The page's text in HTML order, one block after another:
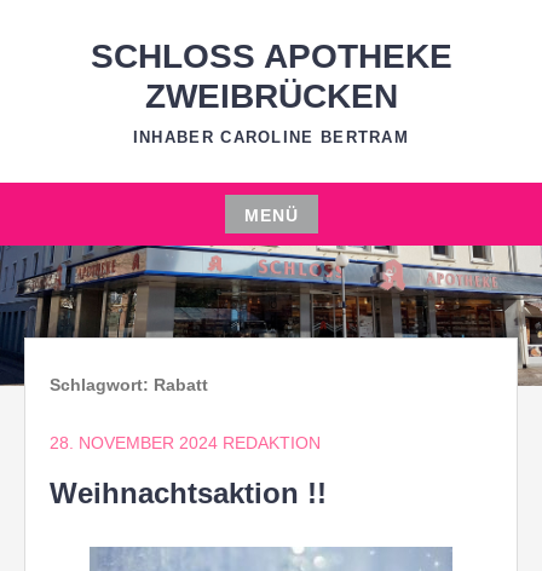
SCHLOSS APOTHEKE
ZWEIBRÜCKEN
INHABER CAROLINE BERTRAM
MENÜ
Zum
Inhalt
springen
Schlagwort: Rabatt
28. NOVEMBER 2024 REDAKTION
Weihnachtsaktion !!